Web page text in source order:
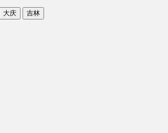
大庆 吉林